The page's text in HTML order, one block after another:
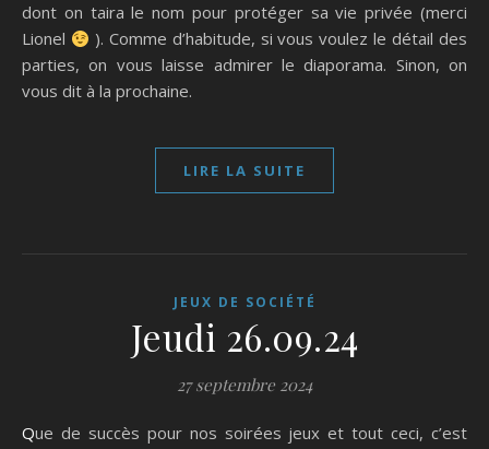
dont on taira le nom pour protéger sa vie privée (merci
Lionel
). Comme d’habitude, si vous voulez le détail des
parties, on vous laisse admirer le diaporama. Sinon, on
vous dit à la prochaine.
LIRE LA SUITE
JEUX DE SOCIÉTÉ
Jeudi 26.09.24
27 septembre 2024
Que de succès pour nos soirées jeux et tout ceci, c’est